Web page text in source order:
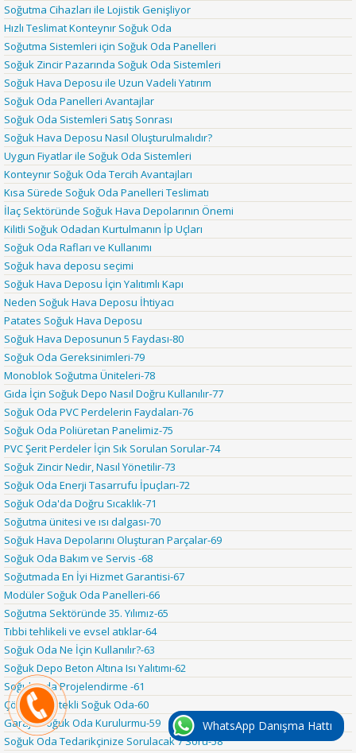
Soğutma Cihazları ile Lojistik Genişliyor
Hızlı Teslimat Konteynır Soğuk Oda
Soğutma Sistemleri için Soğuk Oda Panelleri
Soğuk Zincir Pazarında Soğuk Oda Sistemleri
Soğuk Hava Deposu ile Uzun Vadeli Yatırım
Soğuk Oda Panelleri Avantajlar
Soğuk Oda Sistemleri Satış Sonrası
Soğuk Hava Deposu Nasıl Oluşturulmalıdır?
Uygun Fiyatlar ile Soğuk Oda Sistemleri
Konteynır Soğuk Oda Tercih Avantajları
Kısa Sürede Soğuk Oda Panelleri Teslimatı
İlaç Sektöründe Soğuk Hava Depolarının Önemi
Kilitli Soğuk Odadan Kurtulmanın İp Uçları
Soğuk Oda Rafları ve Kullanımı
Soğuk hava deposu seçimi
Soğuk Hava Deposu İçin Yalıtımlı Kapı
Neden Soğuk Hava Deposu İhtiyacı
Patates Soğuk Hava Deposu
Soğuk Hava Deposunun 5 Faydası-80
Soğuk Oda Gereksinimleri-79
Monoblok Soğutma Üniteleri-78
Gıda İçin Soğuk Depo Nasıl Doğru Kullanılır-77
Soğuk Oda PVC Perdelerin Faydaları-76
Soğuk Oda Poliüretan Panelimiz-75
PVC Şerit Perdeler İçin Sık Sorulan Sorular-74
Soğuk Zincir Nedir, Nasıl Yönetilir-73
Soğuk Oda Enerji Tasarrufu İpuçları-72
Soğuk Oda'da Doğru Sıcaklık-71
Soğutma ünitesi ve ısı dalgası-70
Soğuk Hava Depolarını Oluşturan Parçalar-69
Soğuk Oda Bakım ve Servis -68
Soğutmada En İyi Hizmet Garantisi-67
Modüler Soğuk Oda Panelleri-66
Soğutma Sektöründe 35. Yılımız-65
Tıbbi tehlikeli ve evsel atıklar-64
Soğuk Oda Ne İçin Kullanılır?-63
Soğuk Depo Beton Altına Isı Yalıtımı-62
Soğuk Oda Projelendirme -61
Çözüm Destekli Soğuk Oda-60
Garaja Soğuk Oda Kurulurmu-59
Soğuk Oda Tedarikçinize Sorulacak 7 Soru-58
WhatsApp Danışma Hattı